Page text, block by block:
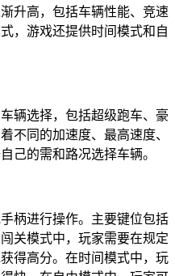
升高，包括车辆性能、竞速
，游戏还提供时间模式和自
辆选择，包括超级跑车、豪
不同的加速度、最高速度、
己的需和路况选择车辆。
柄进行操作。主要键位包括
关模式中，玩家需要在规定
得高分。在时间模式中，玩